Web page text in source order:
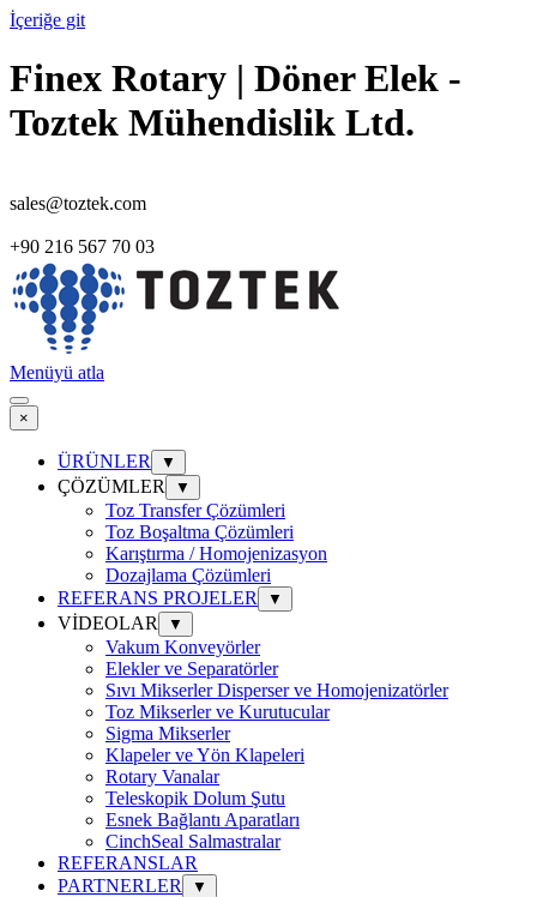
İçeriğe git
Finex Rotary | Döner Elek -
Toztek Mühendislik Ltd.
sales@toztek.com
+90 216 567 70 03
Menüyü atla
×
ÜRÜNLER ▼
ÇÖZÜMLER ▼
Toz Transfer Çözümleri
Toz Boşaltma Çözümleri
Karıştırma / Homojenizasyon
Dozajlama Çözümleri
REFERANS PROJELER
▼
VİDEOLAR ▼
Vakum Konveyörler
Elekler ve Separatörler
Sıvı Mikserler Disperser ve Homojenizatörler
Toz Mikserler ve Kurutucular
Sigma Mikserler
Klapeler ve Yön Klapeleri
Rotary Vanalar
Teleskopik Dolum Şutu
Esnek Bağlantı Aparatları
CinchSeal Salmastralar
REFERANSLAR
PARTNERLER
▼